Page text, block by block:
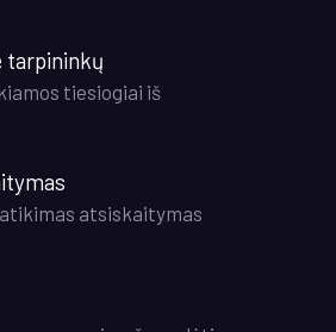
tarpininkų
tiesiogiai iš
atsiskaitymas